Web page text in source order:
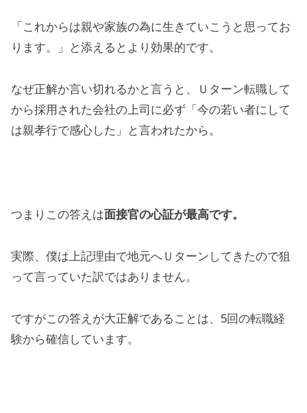
「これからは親や家族の為に生きていこうと思ってお
ります。」と添えるとより効果的です。
なぜ正解か言い切れるかと言うと、Ｕターン転職して
から採用された会社の上司に必ず「今の若い者にして
は親孝行で感心した」と言われたから。
つまりこの答えは面接官の心証が最高です。
実際、僕は上記理由で地元へＵターンしてきたので狙
って言っていた訳ではありません。
ですがこの答えが大正解であることは、5回の転職経
験から確信しています。